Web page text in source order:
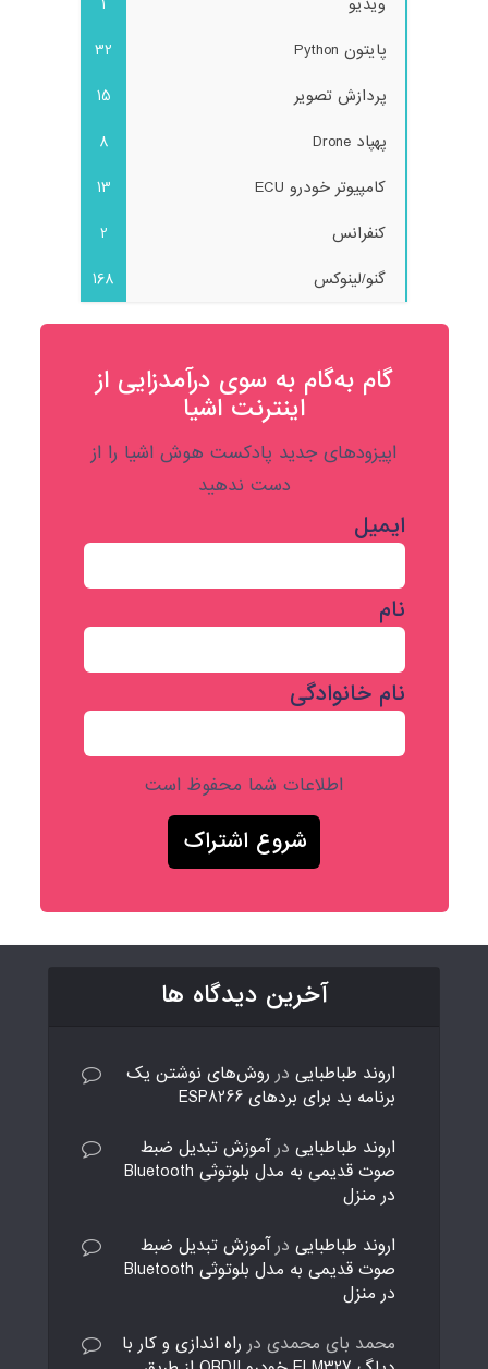
پایتون Python
32
پردازش تصویر
15
پهپاد Drone
8
کامپیوتر خودرو ECU
13
کنفرانس
2
گنو/لینوکس
168
گام به‌گام به‌ سوی درآمدزایی از
اینترنت اشیا
اپیزودهای جدید پادکست هوش اشیا را از
دست ندهید
ایمیل
نام
نام خانوادگی
اطلاعات شما محفوظ است
آخرین دیدگاه ها
اروند طباطبایی در روش‌های نوشتن یک
برنامه بد برای بردهای ESP8266
اروند طباطبایی درآموزش تبدیل ضبط
صوت قدیمی به مدل بلوتوثی Bluetooth
در منزل
اروند طباطبایی درآموزش تبدیل ضبط
صوت قدیمی به مدل بلوتوثی Bluetooth
در منزل
محمد بای محمدی در راه اندازی و کار با